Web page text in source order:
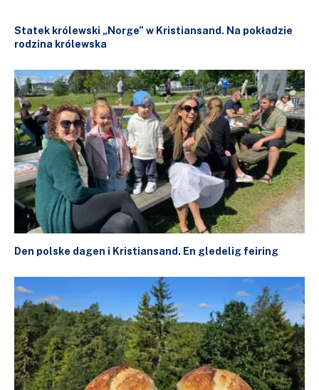
Statek królewski „Norge” w Kristiansand. Na pokładzie
rodzina królewska
Den polske dagen i Kristiansand. En gledelig feiring